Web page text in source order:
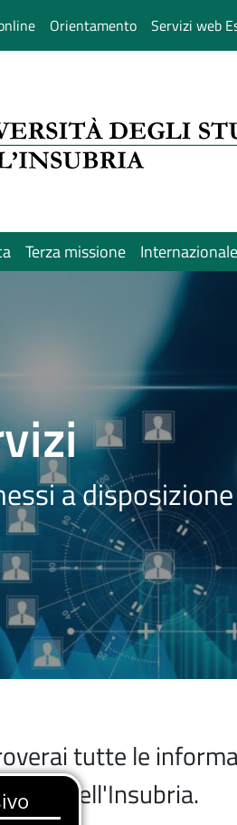
Orientamento Servizi web
Terza missione Internazionale
a
tutte le
dell'Insubria.